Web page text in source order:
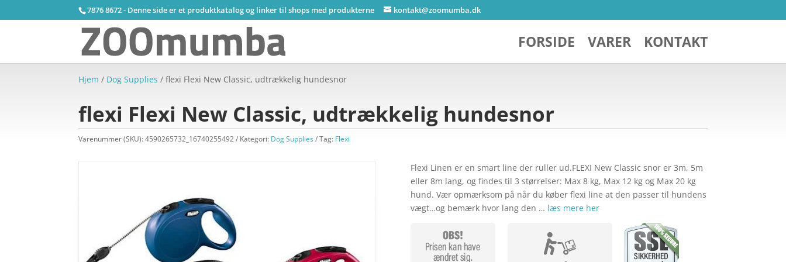
7876 8672 - Denne side er et produktkatalog og linker til shops med produkterne kontakt@zoomumba.dk
FORSIDE VARER KONTAKT
Hjem / Dog Supplies / flexi Flexi New Classic, udtrækkelig hundesnor
flexi Flexi New Classic, udtrækkelig hundesnor
Varenummer (SKU):4590265732_16740255492 Kategori: Dog Supplies Tag: Flexi
Flexi Linen er en smart line der ruller ud.FLEXI New Classic snor er 3m, 5m
eller 8m lang, og findes til 3 størrelser: Max 8 kg, Max 12 kg og Max 20 kg
hund. Vær opmærksom på når du køber flexi line at den passer til hundens
vægt…og bemærk hvor lang den … læs mere her